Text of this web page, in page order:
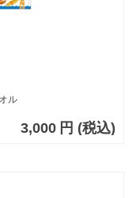
ル
3,000 円 (税込)